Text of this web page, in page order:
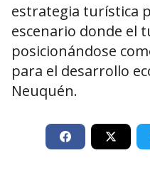
estrategia turística
escenario donde el
posicionándose
para el desarrollo
Neuquén.